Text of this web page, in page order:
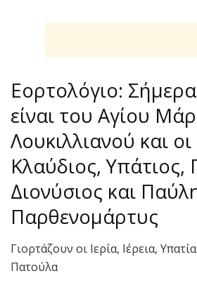
Εορτολόγιο:
είναι του Αγίου
Λουκιλλιανού και
Κλαύδιος, Υπάτιος,
Διονύσιος και
Παρθενομάρτυς
Γιορτάζουν οι Ιερία, Ιέρεια,
Πατούλα